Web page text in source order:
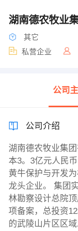
湖南德农牧业
其它
私营企业
公司
公司介绍
湖南德农牧业集
本3。3亿元人民
黄牛保护与开发
龙头企业。 集团
林勘察设计总院
项备案，总投资
的武陵山片区区